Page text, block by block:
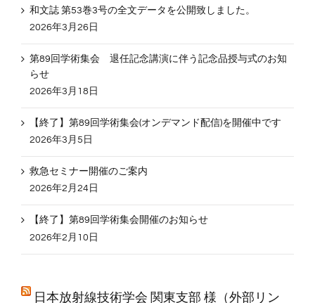
和文誌 第53巻3号の全文データを公開致しました。
2026年3月26日
第89回学術集会 退任記念講演に伴う記念品授与式のお知
らせ
2026年3月18日
【終了】第89回学術集会(オンデマンド配信)を開催中です
2026年3月5日
救急セミナー開催のご案内
2026年2月24日
【終了】第89回学術集会開催のお知らせ
2026年2月10日
日本放射線技術学会 関東支部 様（外部リン